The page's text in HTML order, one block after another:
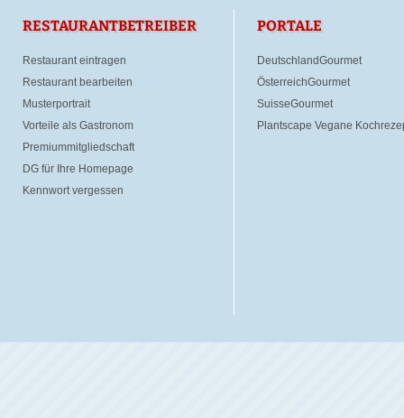
RESTAURANTBETREIBER
Restaurant eintragen
Restaurant bearbeiten
Musterportrait
Vorteile als Gastronom
Premiummitgliedschaft
DG für Ihre Homepage
Kennwort vergessen
PORTALE
DeutschlandGourmet
ÖsterreichGourmet
SuisseGourmet
Plantscape Vegane